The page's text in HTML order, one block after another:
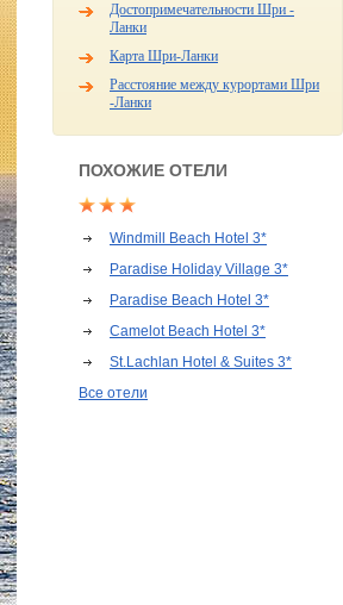
Достопримечательности Шри -
Ланки
Карта Шри-Ланки
Расстояние между курортами Шри
-Ланки
ПОХОЖИЕ ОТЕЛИ
Windmill Beach Hotel 3*
Paradise Holiday Village 3*
Paradise Beach Hotel 3*
Camelot Beach Hotel 3*
St.Lachlan Hotel & Suites 3*
Все отели